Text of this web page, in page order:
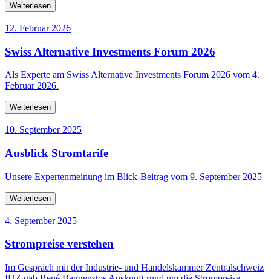
Weiterlesen
12. Februar 2026
Swiss Alternative Investments Forum 2026
Als Experte am Swiss Alternative Investments Forum 2026 vom 4.
Februar 2026.
Weiterlesen
10. September 2025
Ausblick Stromtarife
Unsere Expertenmeinung im Blick-Beitrag vom 9. September 2025
Weiterlesen
4. September 2025
Strompreise verstehen
Im Gespräch mit der Industrie- und Handelskammer Zentralschweiz